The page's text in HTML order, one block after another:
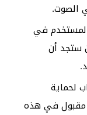
الصوت.
في
ستجد أن
لحماية
مقبول في هذه